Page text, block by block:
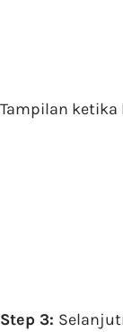
Tampilan
Step 3: